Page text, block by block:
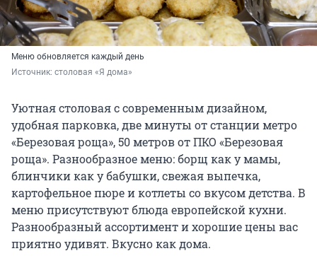
Меню обновляется каждый день
Источник: столовая «Я дома»
Уютная столовая с современным дизайном,
удобная парковка, две минуты от станции метро
«Березовая роща», 50 метров от ПКО «Березовая
роща». Разнообразное меню: борщ как у мамы,
блинчики как у бабушки, свежая выпечка,
картофельное пюре и котлеты со вкусом детства. В
меню присутствуют блюда европейской кухни.
Разнообразный ассортимент и хорошие цены вас
приятно удивят. Вкусно как дома.